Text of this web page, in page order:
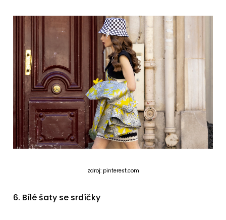
zdroj: pinterest.com
6. Bílé šaty se srdíčky